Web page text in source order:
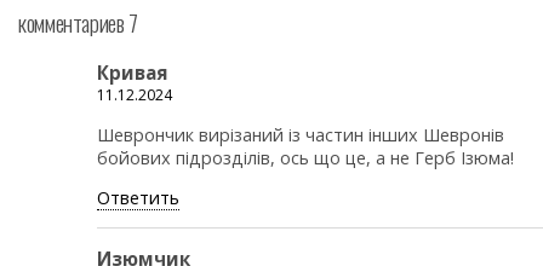
комментариев 7
Кривая
11.12.2024
Шеврончик вирізаний із частин інших Шевронів
бойових підрозділів, ось що це, а не Герб Ізюма!
Ответить
Изюмчик